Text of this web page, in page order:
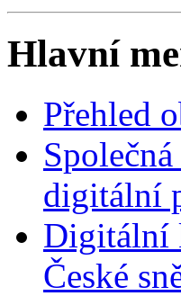
Hlavní
Přehled
digitální
Digitální
České